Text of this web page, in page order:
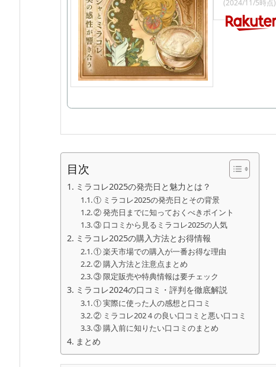
(2024/11/5時点)
目次
ミラコレ2025の発売日と魅力とは？
① ミラコレ2025の発売日とその背景
② 発売日までに知っておくべきポイント
③ 口コミから見るミラコレ2025の人気
ミラコレ2025の購入方法とお得情報
① 楽天市場での購入が一番お得な理由
② 購入方法と注意点まとめ
③ 限定販売や特典情報は要チェック
ミラコレ2024の口コミ・評判を徹底解説
① 実際に使った人の感想と口コミ
② ミラコレ202４の良い口コミと悪い口コミ
③ 購入前に知りたい口コミのまとめ
まとめ